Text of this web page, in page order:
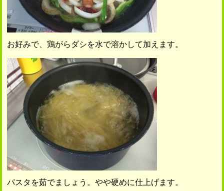
お好みで、鶏がらダシを水で溶かして加えます。
パスタを茹でましょう。やや硬めに仕上げます。